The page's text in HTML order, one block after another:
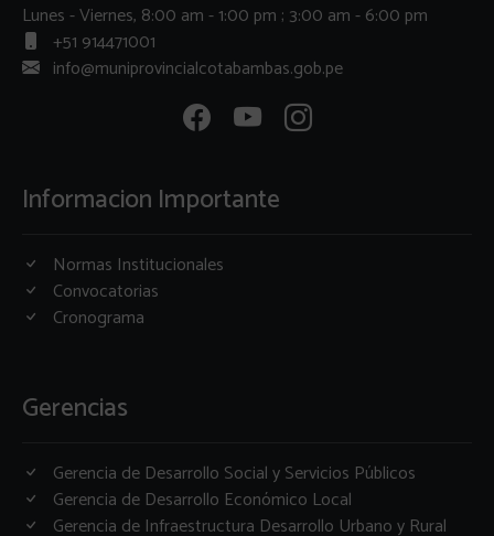
Lunes - Viernes, 8:00 am - 1:00 pm ; 3:00 am - 6:00 pm
+51 914471001
info@muniprovincialcotabambas.gob.pe
Informacion Importante
Normas Institucionales
Convocatorias
Cronograma
Gerencias
Gerencia de Desarrollo Social y Servicios Públicos
Gerencia de Desarrollo Económico Local
Gerencia de Infraestructura Desarrollo Urbano y Rural